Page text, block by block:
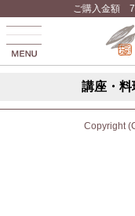
ご購入金額
講座・料
Copyright